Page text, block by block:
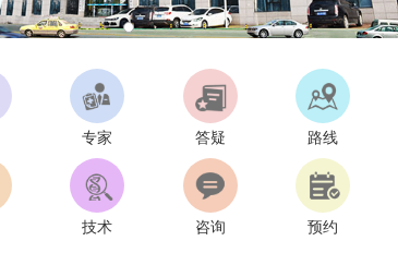
专家 答疑 路线
技术 咨询 预约